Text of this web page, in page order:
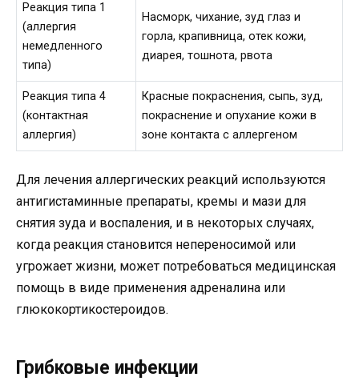
Реакция типа 1
(аллергия
немедленного
типа)
Насморк, чихание, зуд глаз и
горла, крапивница, отек кожи,
диарея, тошнота, рвота
Реакция типа 4
(контактная
аллергия)
Красные покраснения, сыпь, зуд,
покраснение и опухание кожи в
зоне контакта с аллергеном
Для лечения аллергических реакций используются
антигистаминные препараты, кремы и мази для
снятия зуда и воспаления, и в некоторых случаях,
когда реакция становится непереносимой или
угрожает жизни, может потребоваться медицинская
помощь в виде применения адреналина или
глюкокортикостероидов.
Грибковые инфекции